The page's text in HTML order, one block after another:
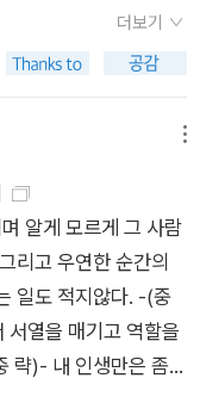
한다고 집착할까?
문일까? 그 다음 해
되었다. 이 작품은
가장 늦게 읽게 되었
의 주인공들이 조금
다른 이름의 '진희'는
이 할머니와 이모와
변 사람들의 사랑을
본다. 그리고 그녀는
음주까지는 계약금을
사실 확 질러서 집을
당한 선의 전세를 골
루는 줄 알았는데 물
나가기만을 바라고
픈 것도 문제네요.ㅜ
을 읽고 있어요. <새
나게 읽었었죠.한때
떠들썩했는데 아직
<소년을 위로해줘>
의문 제기를 통해 시대
들이 말하지 않는 23
적으로 생각하고 받아
줄 아는 눈을 기르게
통해, 보다 빛나는
생각해봅니다. / 김원
회과학 서적임에도
서 정의에 목말라 있
실현이 국정기조로 등
회는 요원하기만 하
간다. 성장과 발전의
더보기
알게 모르게 그 사람